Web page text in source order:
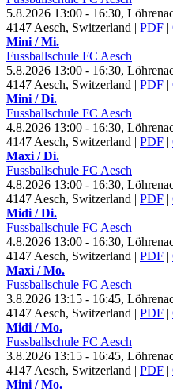
5.8.2026 13:00 - 16:30,
4147 Aesch, Switzerland | PDF |
Mini / Mi.
Fussballschule FC Aesch
5.8.2026 13:00 - 16:30,
4147 Aesch, Switzerland | PDF |
Mini / Di.
Fussballschule FC Aesch
4.8.2026 13:00 - 16:30,
4147 Aesch, Switzerland | PDF |
Maxi / Di.
Fussballschule FC Aesch
4.8.2026 13:00 - 16:30,
4147 Aesch, Switzerland | PDF |
Midi / Di.
Fussballschule FC Aesch
4.8.2026 13:00 - 16:30,
4147 Aesch, Switzerland | PDF |
Maxi / Mo.
Fussballschule FC Aesch
3.8.2026 13:15 - 16:45,
4147 Aesch, Switzerland | PDF |
Midi / Mo.
Fussballschule FC Aesch
3.8.2026 13:15 - 16:45,
4147 Aesch, Switzerland | PDF |
Mini / Mo.